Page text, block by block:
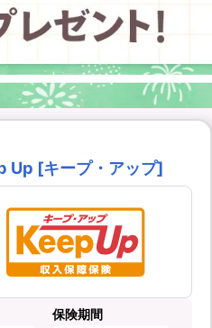
Up [キープ・アップ]
保険期間